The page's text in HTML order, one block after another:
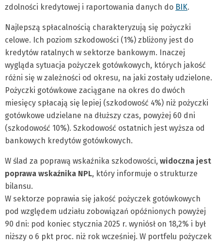
zdolności kredytowej i raportowania danych do BIK.
Najlepszą spłacalnością charakteryzują się pożyczki
celowe. Ich poziom szkodowości (1%) zbliżony jest do
kredytów ratalnych w sektorze bankowym. Inaczej
wygląda sytuacja pożyczek gotówkowych, których jakość
różni się w zależności od okresu, na jaki zostały udzielone.
Pożyczki gotówkowe zaciągane na okres do dwóch
miesięcy spłacają się lepiej (szkodowość 4%) niż pożyczki
gotówkowe udzielane na dłuższy czas, powyżej 60 dni
(szkodowość 10%). Szkodowość ostatnich jest wyższa od
bankowych kredytów gotówkowych.
W ślad za poprawą wskaźnika szkodowości, widoczna jest
poprawa wskaźnika NPL, który informuje o strukturze
bilansu.
W sektorze poprawia się jakość pożyczek gotówkowych
pod względem udziału zobowiązań opóźnionych powyżej
90 dni: pod koniec stycznia 2025 r. wyniósł on 18,2% i był
niższy o 6 pkt proc. niż rok wcześniej. W portfelu pożyczek